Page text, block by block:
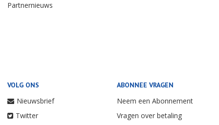
Partnernieuws
VOLG ONS
Nieuwsbrief
Twitter
ABONNEE VRAGEN
Neem een Abonnement
Vragen over betaling